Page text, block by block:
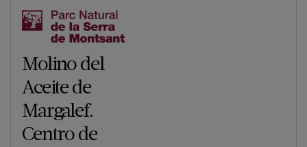
Molino del
Aceite de
Margalef.
Centro de